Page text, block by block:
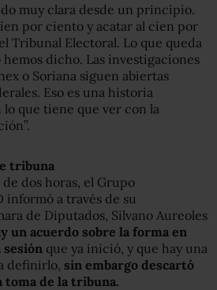
muy clara desde un principio.
por ciento y acatar al cien por
Tribunal Electoral. Lo que queda
dicho. Las investigaciones
o Soriana siguen abiertas
Eso es una historia
que tiene que ver con la
tribuna
dos horas, el Grupo
informó a través de su
de Diputados, Silvano Aureoles
un acuerdo sobre la forma en
que ya inició, y que hay una
definirlo, sin embargo descartó
toma de la tribuna.